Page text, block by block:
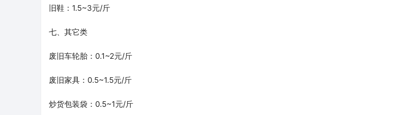
旧鞋：1.5~3元/斤
七、其它类
废旧车轮胎：0.1~2元/斤
废旧家具：0.5~1.5元/斤
炒货包装袋：0.5~1元/斤